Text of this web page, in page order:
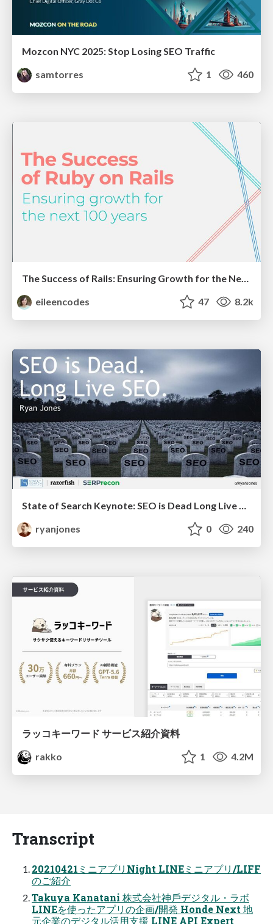
Mozcon NYC 2025: Stop Losing SEO Traffic
samtorres
1 460
The Success of Rails: Ensuring Growth for the Next 100 Years
eileencodes
47 8.2k
State of Search Keynote: SEO is Dead Long Live SEO
ryanjones
0 240
ラッコキーワード サービス紹介資料
rakko
1 4.2M
Transcript
20210421ミニアプリNight LINEミニアプリ/LIFF
のご紹介
Takuya Kanatani 株式会社神⼾デジタル・ラボ
LINEを使ったアプリの企画/開発 Honde Next 地
元企業のデジタル活⽤⽀援 LINE API Expert